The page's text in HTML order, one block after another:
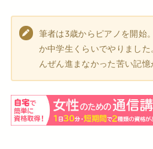
筆者は3歳からピアノを開始
か中学生くらいでやりまし
んぜん進まなかった苦い記憶